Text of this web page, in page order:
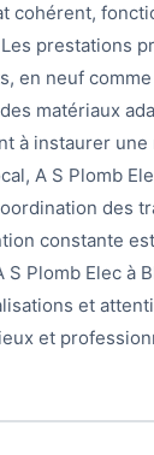
cohérent,
prestations
en neuf
matériaux
à instaurer
A S Plomb
des
constante
Plomb Elec à
et
et